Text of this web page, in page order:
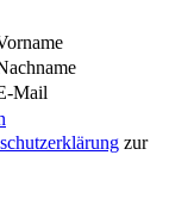
Mail
zur